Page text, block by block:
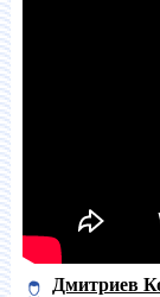
Дмитриев